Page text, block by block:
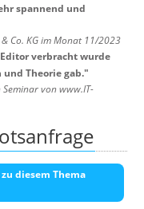
spannend und
& Co. KG im Monat 11/2023
verbracht wurde
Theorie gab."
von www.IT-
diesem Thema